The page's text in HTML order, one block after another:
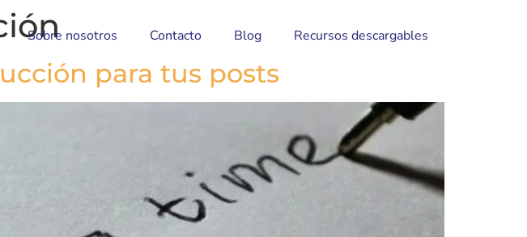
Sobre nosotros Contacto Blog Recursos descargables
para tus posts